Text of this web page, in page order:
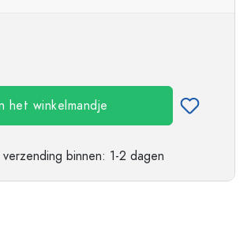
het winkelmandje
binnen: 1-2 dagen